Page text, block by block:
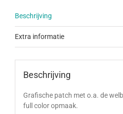
Beschrijving
Extra informatie
Beschrijving
Grafische patch met o.a. de
full color opmaak.